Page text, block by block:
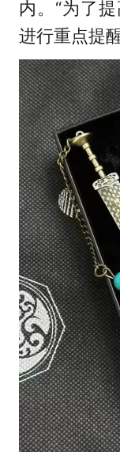
内。“为了
进行重点提